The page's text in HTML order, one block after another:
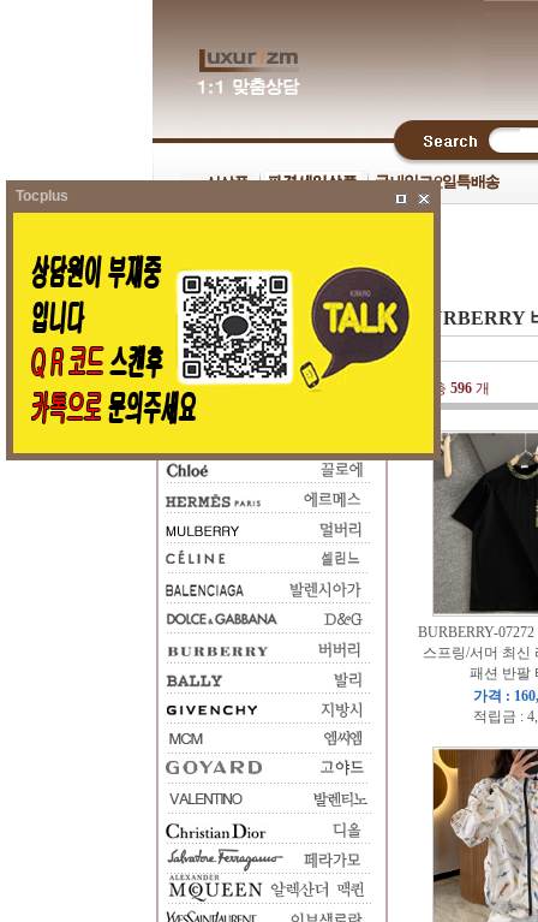
BURBERRY
총 596개
BURBERRY-
스프링/서머 최신
패션 반팔
가격 :
적립금 :
Tocplus